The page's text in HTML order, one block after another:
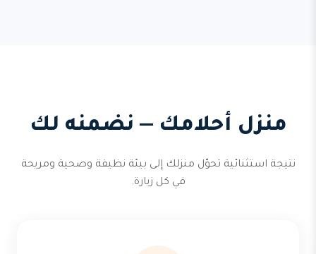
منزل أحلامك — نضمنه لك
نتيجة استثنائية تحوّل منزلك إلى بيئة نظيفة وصحية ومريحة
في كل زيارة.